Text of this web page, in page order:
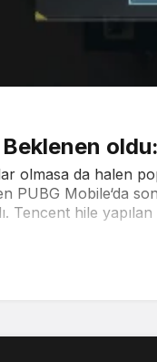
Beklenen
olmasa da halen
PUBG Mobile‘da
Tencent hile